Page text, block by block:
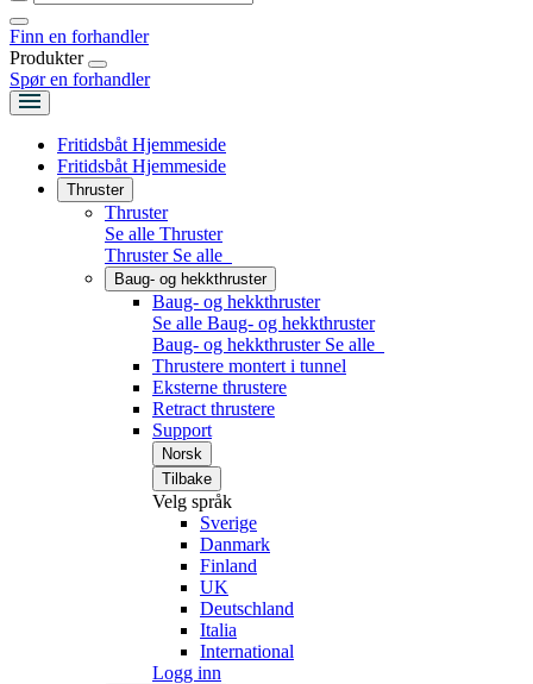
Finn en forhandler
Produkter
Spør en forhandler
Fritidsbåt Hjemmeside
Fritidsbåt Hjemmeside
Thruster
Thruster
Se alle Thruster
Thruster Se alle
Baug- og hekkthruster
Baug- og hekkthruster
Se alle Baug- og hekkthruster
Baug- og hekkthruster Se alle
Thrustere montert i tunnel
Eksterne thrustere
Retract thrustere
Support
Norsk
Tilbake
Velg språk
Sverige
Danmark
Finland
UK
Deutschland
Italia
International
Logg inn